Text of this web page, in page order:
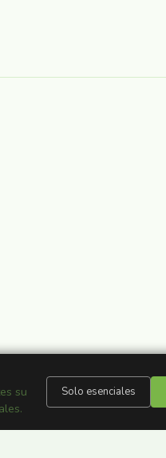
su
Solo esenciales